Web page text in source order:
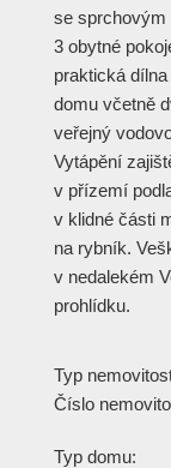
se sprchovým
3 obytné
praktická
domu včetně
veřejný
Vytápění
v přízemí
v klidné části
na rybník.
v nedalekém
prohlídku.
Typ
Číslo
Typ domu: